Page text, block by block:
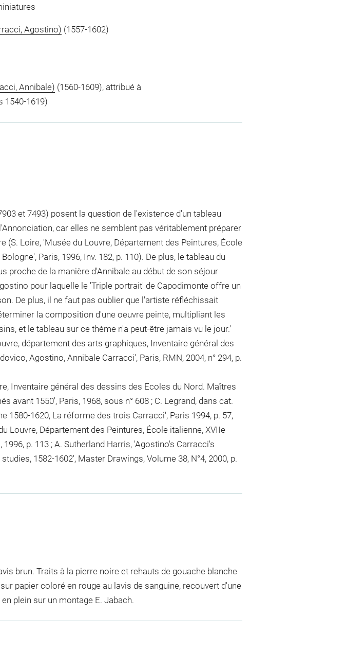
Agostino) (1557-1602)
Annibale) (1560-1609), attribué à
1540-1619)
et 7493) posent la question de l'existence d'un tableau
car elles ne semblent pas véritablement préparer
(S. Loire, 'Musée du Louvre, Département des Peintures, École
Paris, 1996, Inv. 182, p. 110). De plus, le tableau du
proche de la manière d'Annibale au début de son séjour
pour laquelle le 'Triple portrait' de Capodimonte offre un
De plus, il ne faut pas oublier que l'artiste réfléchissait
la composition d'une oeuvre peinte, multipliant les
et le tableau sur ce thème n'a peut-être jamais vu le jour.'
département des arts graphiques, Inventaire général des
Agostino, Annibale Carracci', Paris, RMN, 2004, n° 294, p.
Inventaire général des dessins des Ecoles du Nord. Maîtres
avant 1550', Paris, 1968, sous n° 608 ; C. Legrand, dans cat.
1580-1620, La réforme des trois Carracci', Paris 1994, p. 57,
Louvre, Département des Peintures, École italienne, XVIIe
1996, p. 113 ; A. Sutherland Harris, 'Agostino's Carracci's
1582-1602', Master Drawings, Volume 38, N°4, 2000, p.
brun. Traits à la pierre noire et rehauts de gouache blanche
papier coloré en rouge au lavis de sanguine, recouvert d'une
plein sur un montage E. Jabach.